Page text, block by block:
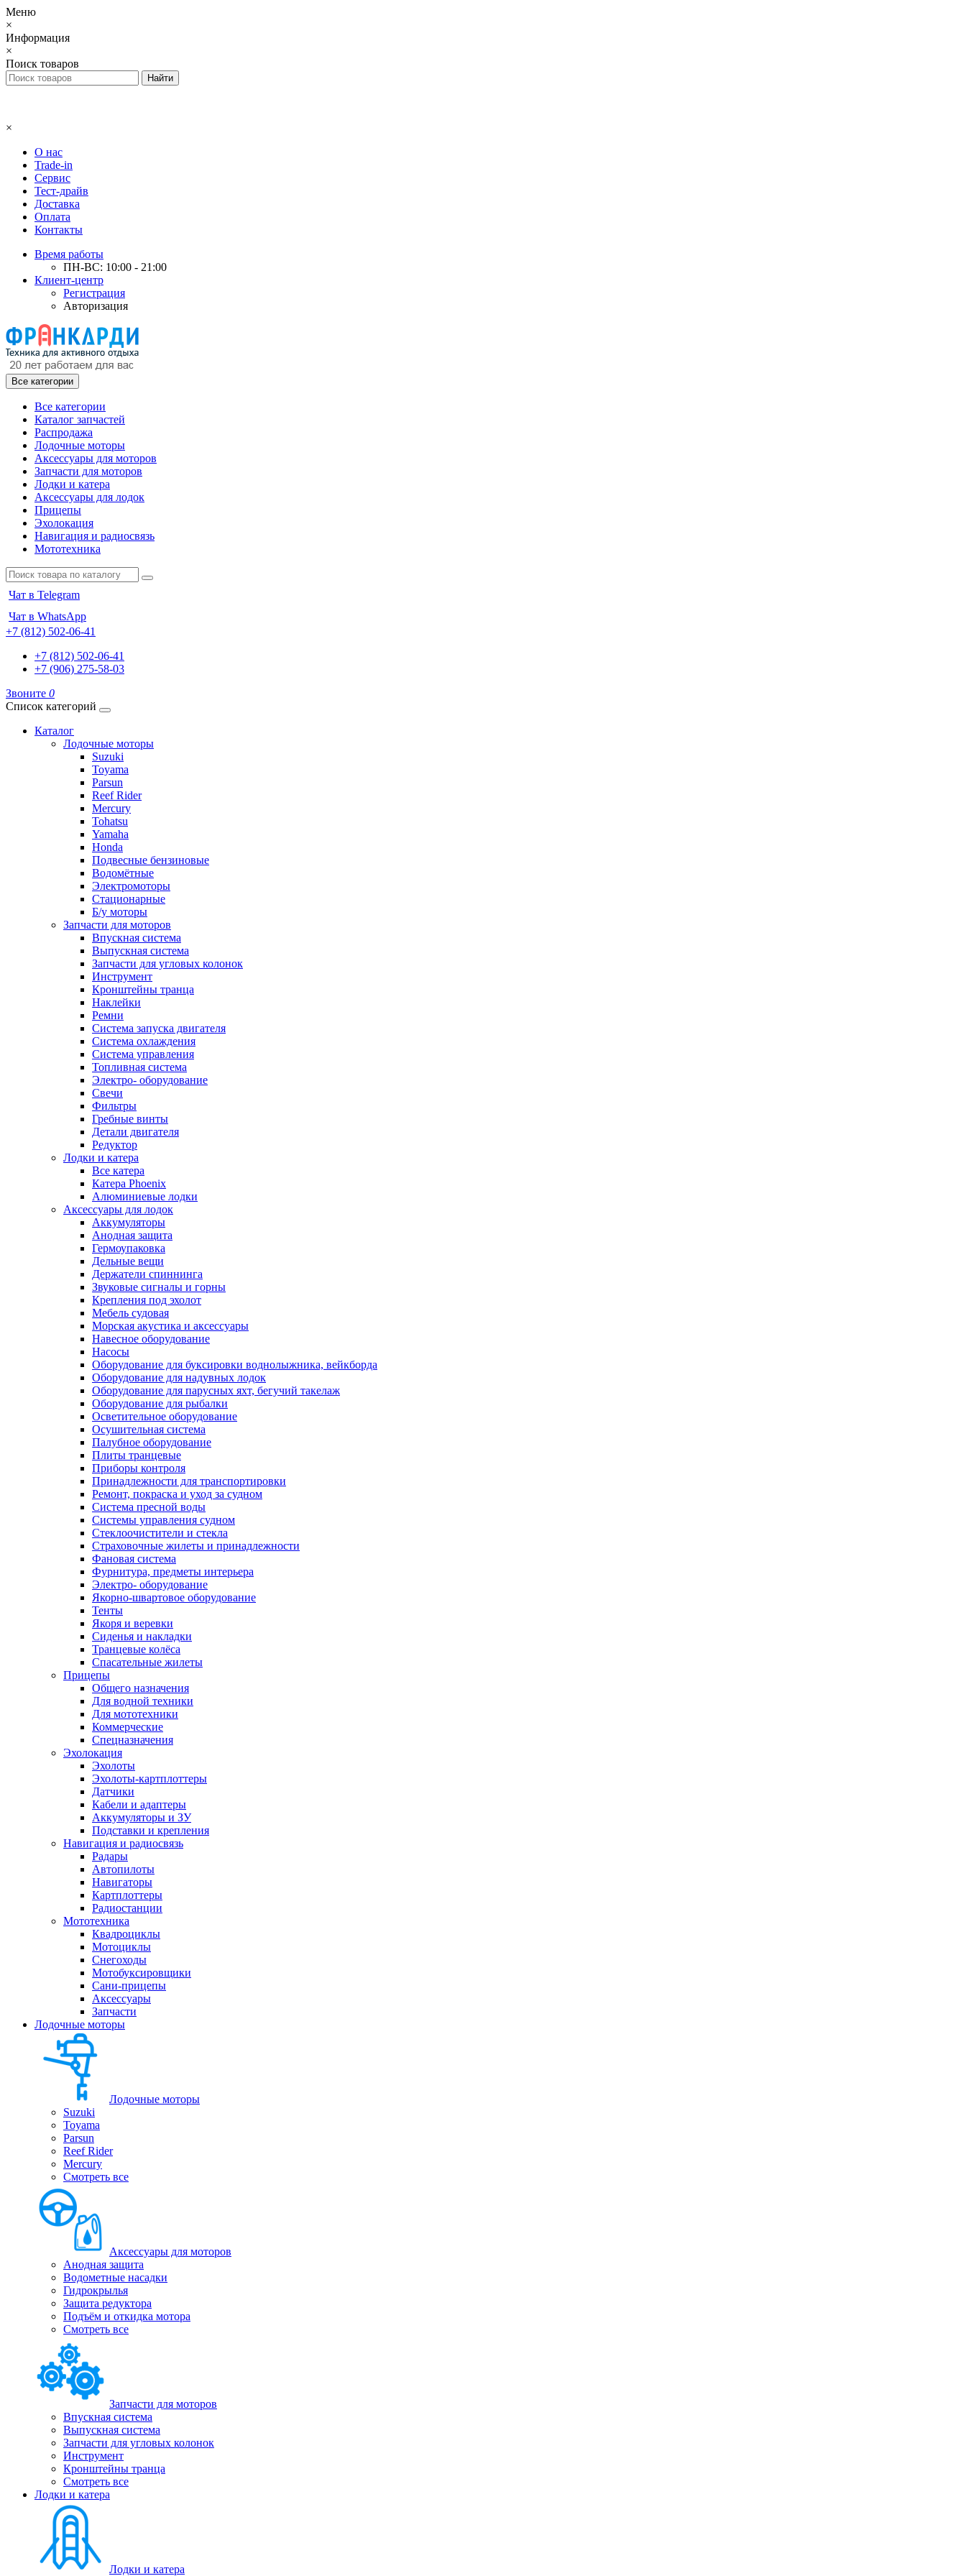
Меню
×
Информация
×
Поиск товаров
×
О нас
Trade-in
Сервис
Тест-драйв
Доставка
Оплата
Контакты
Время работы
ПН-ВС: 10:00 - 21:00
Клиент-центр
Регистрация
Авторизация
Все категории
Все категории
Каталог запчастей
Распродажа
Лодочные моторы
Аксессуары для моторов
Запчасти для моторов
Лодки и катера
Аксессуары для лодок
Прицепы
Эхолокация
Навигация и радиосвязь
Мототехника
Чат в Telegram
Чат в WhatsApp
+7 (812) 502-06-41
+7 (812) 502-06-41
+7 (906) 275-58-03
Звоните 0
Список категорий
Каталог
Лодочные моторы
Suzuki
Toyama
Parsun
Reef Rider
Mercury
Tohatsu
Yamaha
Honda
Подвесные бензиновые
Водомётные
Электромоторы
Стационарные
Б/у моторы
Запчасти для моторов
Впускная система
Выпускная система
Запчасти для угловых колонок
Инструмент
Кронштейны транца
Наклейки
Ремни
Система запуска двигателя
Система охлаждения
Система управления
Топливная система
Электро- оборудование
Свечи
Фильтры
Гребные винты
Детали двигателя
Редуктор
Лодки и катера
Все катера
Катера Phoenix
Алюминиевые лодки
Аксессуары для лодок
Аккумуляторы
Анодная защита
Гермоупаковка
Дельные вещи
Держатели спиннинга
Звуковые сигналы и горны
Крепления под эхолот
Мебель судовая
Морская акустика и аксессуары
Навесное оборудование
Насосы
Оборудование для буксировки воднолыжника, вейкборда
Оборудование для надувных лодок
Оборудование для парусных яхт, бегучий такелаж
Оборудование для рыбалки
Осветительное оборудование
Осушительная система
Палубное оборудование
Плиты транцевые
Приборы контроля
Принадлежности для транспортировки
Ремонт, покраска и уход за судном
Система пресной воды
Системы управления судном
Стеклоочистители и стекла
Страховочные жилеты и принадлежности
Фановая система
Фурнитура, предметы интерьера
Электро- оборудование
Якорно-швартовое оборудование
Тенты
Якоря и веревки
Сиденья и накладки
Транцевые колёса
Спасательные жилеты
Прицепы
Общего назначения
Для водной техники
Для мототехники
Коммерческие
Спецназначения
Эхолокация
Эхолоты
Эхолоты-картплоттеры
Датчики
Кабели и адаптеры
Аккумуляторы и ЗУ
Подставки и крепления
Навигация и радиосвязь
Радары
Автопилоты
Навигаторы
Картплоттеры
Радиостанции
Мототехника
Квадроциклы
Мотоциклы
Снегоходы
Мотобуксировщики
Сани-прицепы
Аксессуары
Запчасти
Лодочные моторы
Лодочные моторы
Suzuki
Toyama
Parsun
Reef Rider
Mercury
Смотреть все
Аксессуары для моторов
Анодная защита
Водометные насадки
Гидрокрылья
Защита редуктора
Подъём и откидка мотора
Смотреть все
Запчасти для моторов
Впускная система
Выпускная система
Запчасти для угловых колонок
Инструмент
Кронштейны транца
Смотреть все
Лодки и катера
Лодки и катера